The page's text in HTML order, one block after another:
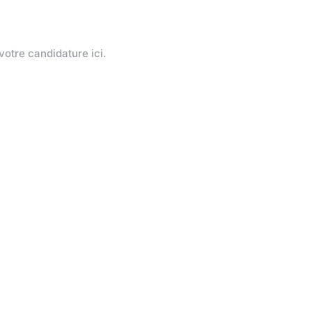
candidature ici.